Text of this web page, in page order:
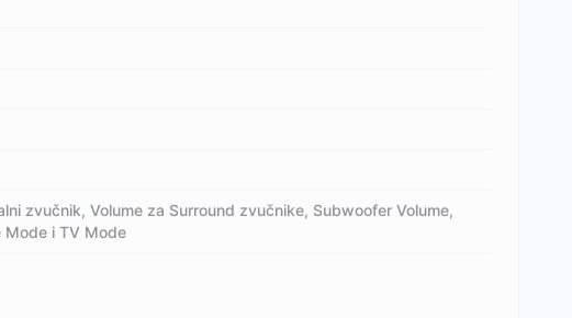
zvučnik, Volume za Surround zvučnike, Subwoofer Volume,
Mode i TV Mode